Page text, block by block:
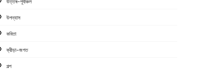
উপন্যাস
কবিতা
ক্রীড়া-জগত
গল্প